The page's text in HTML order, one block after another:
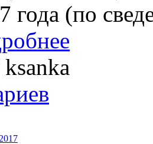
года (по
ksanka